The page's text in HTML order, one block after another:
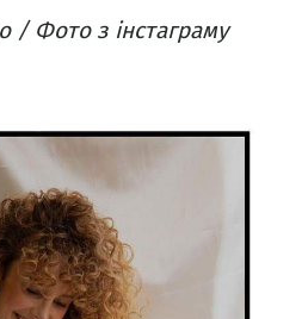
/ Фото з інстаграму